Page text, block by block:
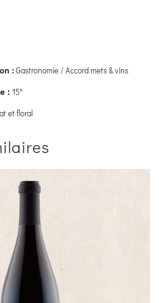
: Gastronomie / Accord mets & vins
: 15°
et floral